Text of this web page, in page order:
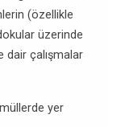
(özellikle
üzerinde
dair çalışmalar
yer